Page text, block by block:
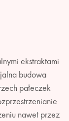
ekstraktami
budowa
pałeczek
nawet przez